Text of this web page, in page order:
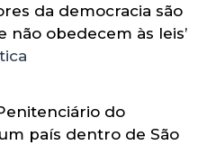
da democracia são
não obedecem às leis’
do
país dentro de São